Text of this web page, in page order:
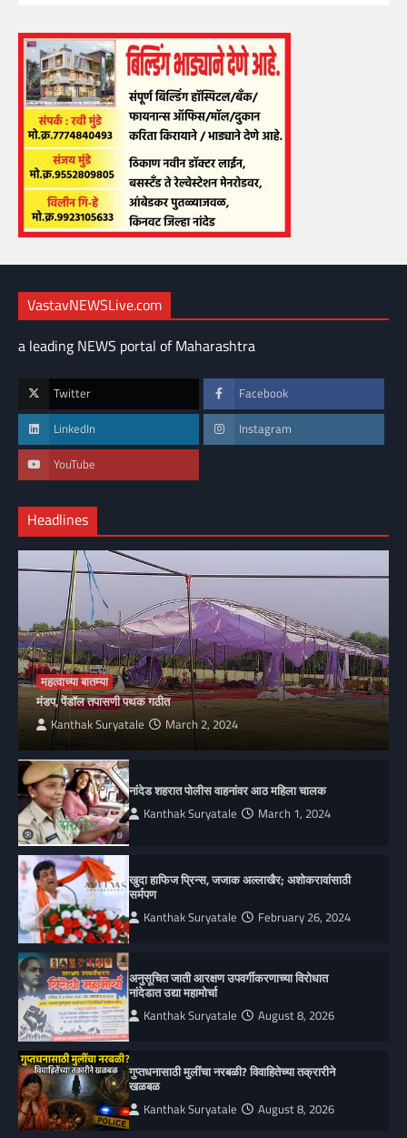
VastavNEWSLive.com
a leading NEWS portal of Maharashtra
Twitter Facebook
LinkedIn Instagram
YouTube
Headlines
महत्वाच्या बातम्या
मंडप, पेंडॉल तपासणी पथक गठीत
Kanthak Suryatale March 2, 2024
नांदेड शहरात पोलीस वाहनांवर आठ महिला चालक
Kanthak Suryatale March 1, 2024
खुदा हाफिज प्रिन्स, जजाक अल्लाखैर; अशोकरावांसाठी
सर्मपण
Kanthak Suryatale February 26, 2024
अनुसूचित जाती आरक्षण उपवर्गीकरणाच्या विरोधात
नांदेडात उद्या महामोर्चा
Kanthak Suryatale August 8, 2026
गुप्तधनासाठी मुलींचा नरबळी? विवाहितेच्या तक्रारीने
खळबळ
Kanthak Suryatale August 8, 2026